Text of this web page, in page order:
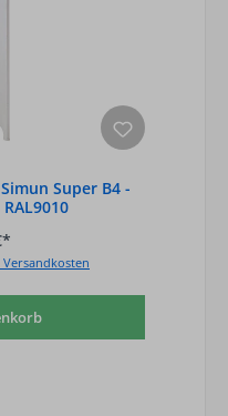
Super B4 -
Versandkosten